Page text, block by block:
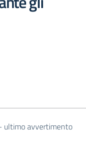
ultimo avvertimento